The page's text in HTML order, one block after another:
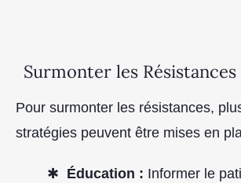
Surmonter les Résistances
Pour surmonter les résistances,
stratégies peuvent être mises en
Éducation : Informer le